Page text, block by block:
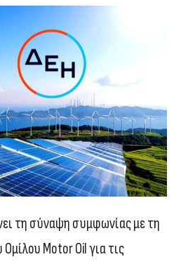
τη σύναψη συμφωνίας με τη
Ομίλου Motor Oil για τις